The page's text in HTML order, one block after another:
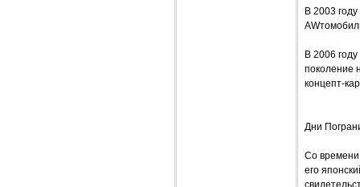
В 2003
В 2006
поколение
концепт-
Дни
Со времени
его